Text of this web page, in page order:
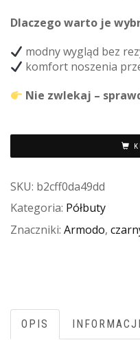
Dlaczego warto je
modny wygląd bez
komfort noszenia
Nie zwlekaj –
SKU: b2cff0da49dd
Kategoria: Półbuty
Znaczniki: Armodo,
OPIS